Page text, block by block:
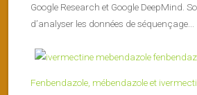
Google Research et Google DeepMind.
d’analyser les données de séquençage...
Fenbendazole, mébendazole et